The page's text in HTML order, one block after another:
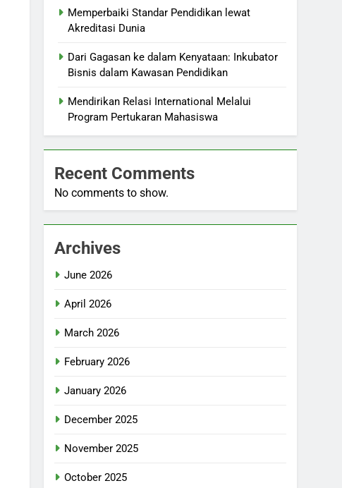
Memperbaiki Standar Pendidikan lewat
Akreditasi Dunia
Dari Gagasan ke dalam Kenyataan: Inkubator
Bisnis dalam Kawasan Pendidikan
Mendirikan Relasi International Melalui
Program Pertukaran Mahasiswa
Recent Comments
No comments to show.
Archives
June 2026
April 2026
March 2026
February 2026
January 2026
December 2025
November 2025
October 2025